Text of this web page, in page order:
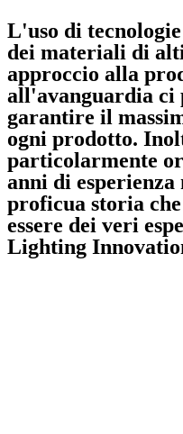
L'uso di
dei materiali di
approccio alla
all'avanguardia ci
garantire il
ogni prodotto.
particolarmente
anni di esperienza
proficua storia
essere dei veri
Lighting